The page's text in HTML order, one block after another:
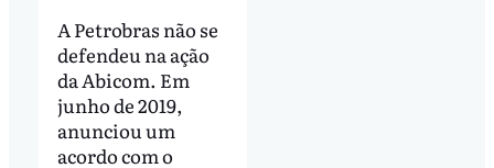
A Petrobras não se
defendeu na ação
da Abicom. Em
junho de 2019,
anunciou um
acordo com o